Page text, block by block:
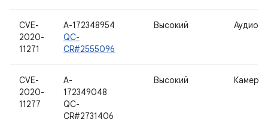
CVE-
2020-
11271
A-172348954
QC-
CR#2555096
Высокий Аудио
CVE-
2020-
11277
A-
172349048
QC-
CR#2731406
Высокий Камера